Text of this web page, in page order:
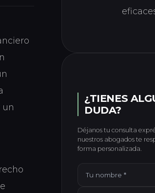
un
¿TIENES
DUDA?
Déjanos tu consulta
nuestros abogados te
forma personalizada.